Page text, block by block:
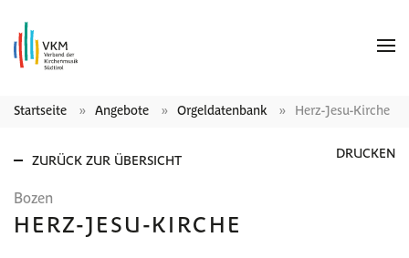
Startseite Angebote Orgeldatenbank Herz-Jesu-Kirche
ZURÜCK ZUR ÜBERSICHT DRUCKEN
Bozen
HERZ-JESU-KIRCHE